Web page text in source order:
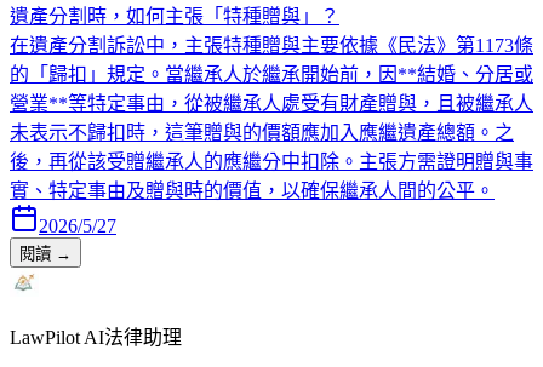
遺產分割時，如何主張「特種贈與」？
在遺產分割訴訟中，主張特種贈與主要依據《民法》第1173條
的「歸扣」規定。當繼承人於繼承開始前，因**結婚、分居或
營業**等特定事由，從被繼承人處受有財產贈與，且被繼承人
未表示不歸扣時，這筆贈與的價額應加入應繼遺產總額。之
後，再從該受贈繼承人的應繼分中扣除。主張方需證明贈與事
實、特定事由及贈與時的價值，以確保繼承人間的公平。
2026/5/27
閱讀 →
LawPilot AI法律助理